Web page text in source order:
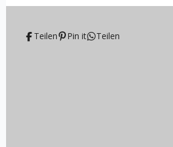
Teilen Pin it Teilen